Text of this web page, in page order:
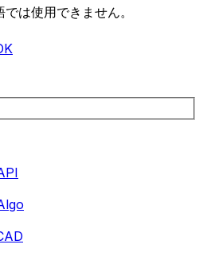
は使用できません。